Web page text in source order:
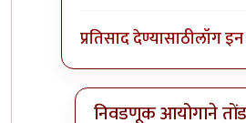
प्रतिसाद देण्यासाठीलॉग
निवडणूक आयोगाने तोंड